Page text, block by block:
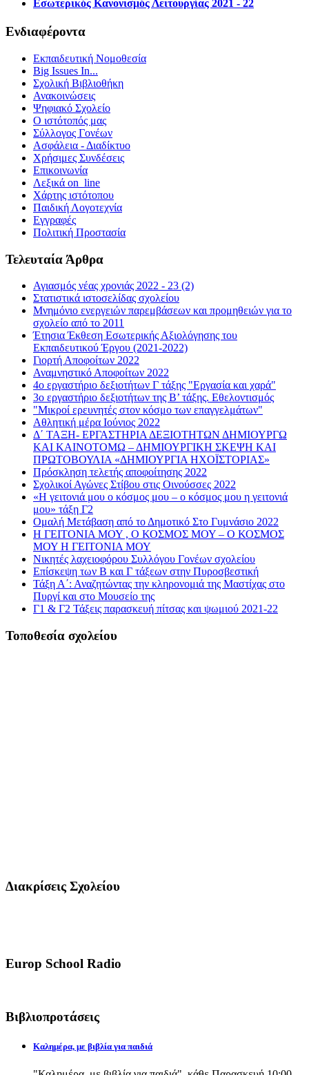
Εσωτερικός Κανονισμός Λειτουργίας 2021 - 22
Ενδιαφέροντα
Εκπαιδευτική Νομοθεσία
Big Issues In...
Σχολική Βιβλιοθήκη
Ανακοινώσεις
Ψηφιακό Σχολείο
Ο ιστότοπός μας
Σύλλογος Γονέων
Ασφάλεια - Διαδίκτυο
Χρήσιμες Συνδέσεις
Επικοινωνία
Λεξικά on_line
Χάρτης ιστότοπου
Παιδική Λογοτεχνία
Εγγραφές
Πολιτική Προστασία
Τελευταία Άρθρα
Αγιασμός νέας χρονιάς 2022 - 23 (2)
Στατιστικά ιστοσελίδας σχολείου
Μνημόνιο ενεργειών παρεμβάσεων και προμηθειών για το
σχολείο από το 2011
Έτησια Έκθεση Εσωτερικής Αξιολόγησης του
Εκπαιδευτικού Έργου (2021-2022)
Γιορτή Αποφοίτων 2022
Αναμνηστικό Αποφοίτων 2022
4ο εργαστήριο δεξιοτήτων Γ τάξης "Εργασία και χαρά"
3ο εργαστήριο δεξιοτήτων της Β’ τάξης. Εθελοντισμός
"Μικροί ερευνητές στον κόσμο των επαγγελμάτων"
Αθλητική μέρα Ιούνιος 2022
Δ΄ ΤΑΞΗ- ΕΡΓΑΣΤΗΡΙΑ ΔΕΞΙΟΤΗΤΩΝ ΔΗΜΙΟΥΡΓΩ
ΚΑΙ ΚΑΙΝΟΤΟΜΩ – ΔΗΜΙΟΥΡΓΙΚΗ ΣΚΕΨΗ ΚΑΙ
ΠΡΩΤΟΒΟΥΛΙΑ «ΔΗΜΙΟΥΡΓΙΑ ΗΧΟΪΣΤΟΡΙΑΣ»
Πρόσκληση τελετής αποφοίτησης 2022
Σχολικοί Αγώνες Στίβου στις Οινούσσες 2022
«Η γειτονιά μου ο κόσμος μου – ο κόσμος μου η γειτονιά
μου» τάξη Γ2
Ομαλή Μετάβαση από το Δημοτικό Στο Γυμνάσιο 2022
Η ΓΕΙΤΟΝΙΑ ΜΟΥ , Ο ΚΟΣΜΟΣ ΜΟΥ – Ο ΚΟΣΜΟΣ
ΜΟΥ Η ΓΕΙΤΟΝΙΑ ΜΟΥ
Νικητές λαχειοφόρου Συλλόγου Γονέων σχολείου
Επίσκεψη των Β και Γ τάξεων στην Πυροσβεστική
Τάξη Α΄: Αναζητώντας την κληρονομιά της Μαστίχας στο
Πυργί και στο Μουσείο της
Γ1 & Γ2 Τάξεις παρασκευή πίτσας και ψωμιού 2021-22
Τοποθεσία σχολείου
Διακρίσεις Σχολείου
Europ School Radio
Βιβλιοπροτάσεις
Καλημέρα, με βιβλία για παιδιά